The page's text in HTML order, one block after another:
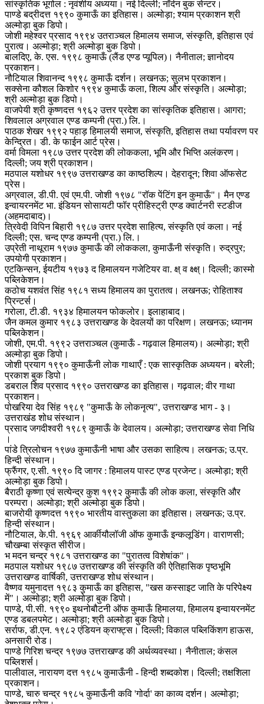
सांस्कृतिक भूगोल : नृवंशीय अध्यया। नई दिल्ली; नॉर्दन बुक सेन्टर।
पाण्डे बद्रीदत्त १९९० कुमाऊँ का इतिहास। अल्मोड़ा; श्याम प्रकाशन श्री
अल्मोड़ा बुक डिपो।
जोशी महेश्वर प्रसाद १९९४ उतराञ्चल हिमालय समाज, संस्कृति, इतिहास एवं
पुरात्व। अल्मोड़ा; श्री अल्मोड़ा बुक डिपो।
बालदिए, के. एस. १९९८ कुमाऊँ (लैंड एण्ड प्यूपिल)। नैनीताल; ज्ञानोदय
प्रकाशन।
नौटियाल शिवानन्द १९९८ कुमाऊँ दर्शन। लखनऊ; सुलभ प्रकाशन।
सक्सेना कौशल किशोर १९९४ कुमाऊँ कला, शिल्प और संस्कृति। अल्मोड़ा;
श्री अल्मोड़ा बुक डिपो।
वाजपेयी श्री कृष्णदत्त १९६२ उत्तर प्रदेश का सांस्कृतिक इतिहास। आगरा;
शिवलाल अग्रवाल एण्ड कम्पनी (प्रा.) लि.।
पाठक शेखर १९९२ पहाड़ हिमालयी समाज, संस्कृति, इतिहास तथा पर्यावरण पर
केन्द्रित। डी. के फाईन आर्ट प्रेस।
वर्मा विमला १९८७ उत्तर प्रदेश की लोककला, भूमि और भिप्ति अलंकरण।
दिल्ली; जय श्री प्रकाशन।
मठपाल यशोधर १९९७ उत्तराखण्ड का काष्ठशिल्प। देहरादून; शिवा ऑफसेट
प्रेस।
अग्रवाल, डी.पी. एवं एम.पी. जोशी १९७८ "रॉक पेंटिंग इन कुमाऊँ"। मैन एण्ड
इन्वायरनमेंट भा. इंडियन सोसायटी फॉर प्रीहिस्ट्री एण्ड क्वार्टनरी स्टडीज
(अहमदाबाद)।
त्रिवेदी विपिन बिहारी १९८७ उत्तर प्रदेश साहित्य, संस्कृति एवं कला। नई
दिल्ली; एस. चन्द एण्ड कम्पनी (प्रा.) लि.।
उप्रेती नाथूराम १९७७ कुमाऊँ की लोककला, कुमाऊँनी संस्कृति। रुद्रपुर;
उपयोगी प्रकाशन।
एटकिन्सन, ईयटीय १९७३ द हिमालयन गजेटियर वा. क्ष् व क्ष्क्ष्। दिल्ली; कास्मो
पब्लिकेशन।
कठोच यशवंत सिंह १९८१ सध्य हिमालय का पुरातत्व। लखनऊ; रोहिताश्व
प्रिन्टर्स।
गरोला, टी.डी. १९३४ हिमालयन फोकलोर। इलाहाबाद।
जैन कमल कुमार १९८३ उत्तराखण्ड के देवलयों का परिक्षण। लखनऊ; ध्यानम
पब्लिकेशन।
जोशी, एम.पी. १९९२ उत्तराञ्चल (कुमाऊँ - गढ़वाल हिमालय)। अल्मोड़ा; श्री
अल्मोड़ा बुक डिपो।
जोशी प्रयाग १९९० कुमाऊँनी लोक गाथाएँ : एक सास्कृतिक अध्ययन। बरेली;
प्रकाश बुक डिपो।
डबराल शिव प्रसाद १९९० उत्तराखण्ड का इतिहास। गढ़वाल; वीर गाथा
प्रकाशन।
पोखरिया देव सिंह १९८९ "कुमाऊँ के लोकनृत्य", उत्तराखण्ड भाग - ३।
उत्तराखंड शोध संस्थान।
प्रसाद जगदीश्वरी १९८९ कुमाऊँ के देवालय। अल्मोड़ा; उत्तराखण्ड सेवा निधि
।
पांडे त्रिलोचन १९७७ कुमाऊँनी भाषा और उसका साहित्य। लखनऊ; उ.प्र.
हिन्दी संस्थान।
फ्रुैंगर, ए.सी. १९९० दि जागर : हिमालय पास्ट एण्ड प्रजेन्ट। अल्मोड़ा; श्री
अल्मोड़ा बुक डिपो।
बैराठी कृष्णा एवं सत्येन्द्र कुश १९९२ कुमाऊँ की लोक कला, संस्कृति और
परम्परा। अल्मोड़ा; श्री अल्मोड़ा बुक डिपो।
बाजरोयी कृष्णदत्त १९९० भारतीय वास्तुकला का इतिहास। लखनऊ; उ.प्र.
हिन्दी संस्थान।
नौटियाल, के.पी. १९६९ आर्कीयौलॉजी ऑफ कुमाऊँ इन्कलूडिंग। वाराणसी;
चौखम्बा संस्कृत सीरीज।
भ मदन चन्द्र १९८१ उत्तराखण्ड का "पुरातत्व विशेषांक"।
मठपाल यशोधर १९८७ उत्तराखण्ड की संस्कृति की ऐतिहासिक पृष्ठभूमि
उत्तराखण्ड वार्षिकी, उत्तराखण्ड शोध संस्थान।
वैष्णव यमुनादत्त १९८३ कुमाऊँ का इतिहास, "खस कस्साइट जाति के परिपेक्ष्य
में"। अल्मोड़ा; श्री अल्मोड़ा बुक डिपो।
पाण्डे, पी.सी. १९९० इथनोबौटनी ऑफ कुमाऊँ हिमालया, हिमालय इन्वायरनमेंट
एण्ड डबलपमेट। अल्मोड़ा; श्री अल्मोड़ा बुक डिपो।
सर्राफ, डी.एन. १९८२ एंडियन क्राफ्ट्स। दिल्ली; विकाल पब्लिकिंशग हाऊस,
अनसारी रोड।
पाण्डे गिरिश चन्द्र १९७७ उत्तराखण्ड की अर्थव्यवस्था। नैनीताल; कंसल
पब्लिशर्स।
पालीवाल, नारायण दत्त १९८५ कुमाऊँनी - हिन्दी शब्दकोश। दिल्ली; तक्षशिला
प्रकाशन।
पाण्डे, चारु चन्द्र १९८५ कुमाऊँनी कवि 'गोर्दा' का काव्य दर्शन। अल्मोड़ा;